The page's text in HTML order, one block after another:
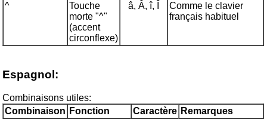
^
Touche
morte "^"
(accent
circonflexe)
â, Â, î, Î
Comme le clavier
français habituel
Espagnol:
Combinaisons utiles:
Combinaison Fonction Caractère Remarques